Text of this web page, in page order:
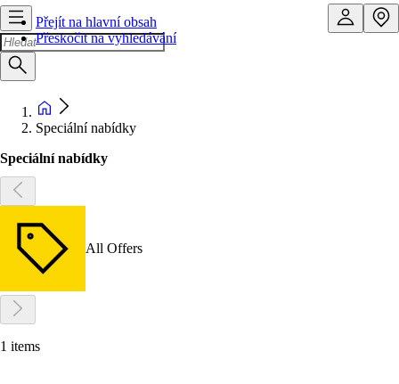
Přejít na hlavní obsah
Přeskočit na vyhledávání
Speciální nabídky
Speciální nabídky
All Offers
1 items